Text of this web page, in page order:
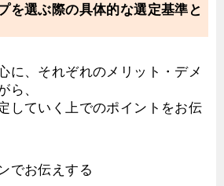
を選ぶ際の具体的な選定基準と
に、それぞれのメリット・デメ
ら、
していく上でのポイントをお伝
でお伝えする